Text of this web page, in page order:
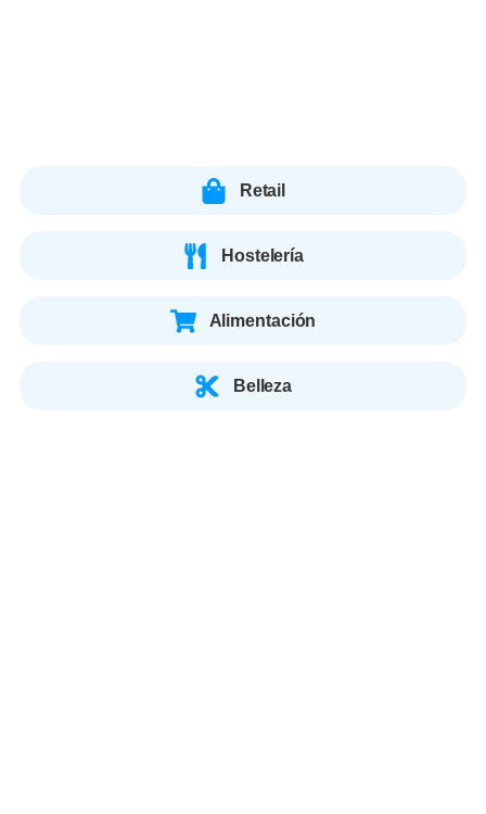
Retail
Hostelería
Alimentación
Belleza